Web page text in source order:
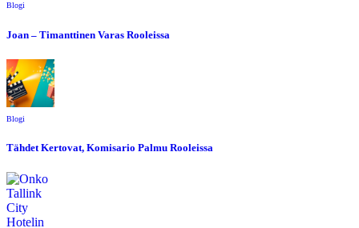
Blogi
Joan – Timanttinen Varas Rooleissa
Blogi
Tähdet Kertovat, Komisario Palmu Rooleissa